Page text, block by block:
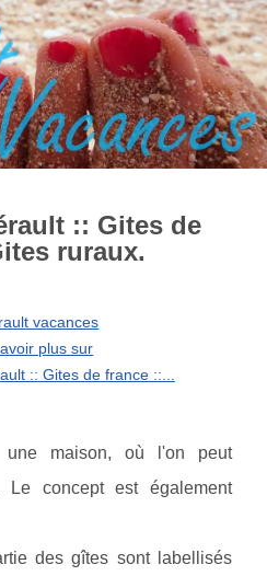
:: Gites de
ruraux.
vacances
plus sur
:: Gites de france ::...
maison, où l'on peut
Le concept est également
des gîtes sont labellisés